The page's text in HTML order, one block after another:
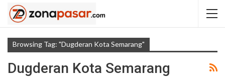
Browsing Tag: "Dugderan Kota Semarang"
Dugderan Kota Semarang